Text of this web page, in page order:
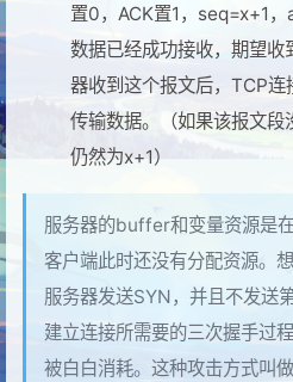
置0，ACK置1，seq=x+1
数据已经成功接收，期望
器收到这个报文后，TCP
传输数据。（如果该报文
仍然为x+1）
服务器的buffer和变量资源是
客户端此时还没有分配资源。
服务器发送SYN，并且不发送
建立连接所需要的三次握手过
被白白消耗。这种攻击方式叫